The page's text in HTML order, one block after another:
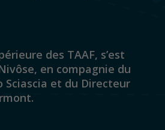
des TAAF, s’est
en compagnie du
Sciascia et du Directeur